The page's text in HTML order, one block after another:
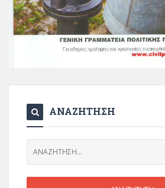
ΑΝΑΖΗΤΗΣΗ